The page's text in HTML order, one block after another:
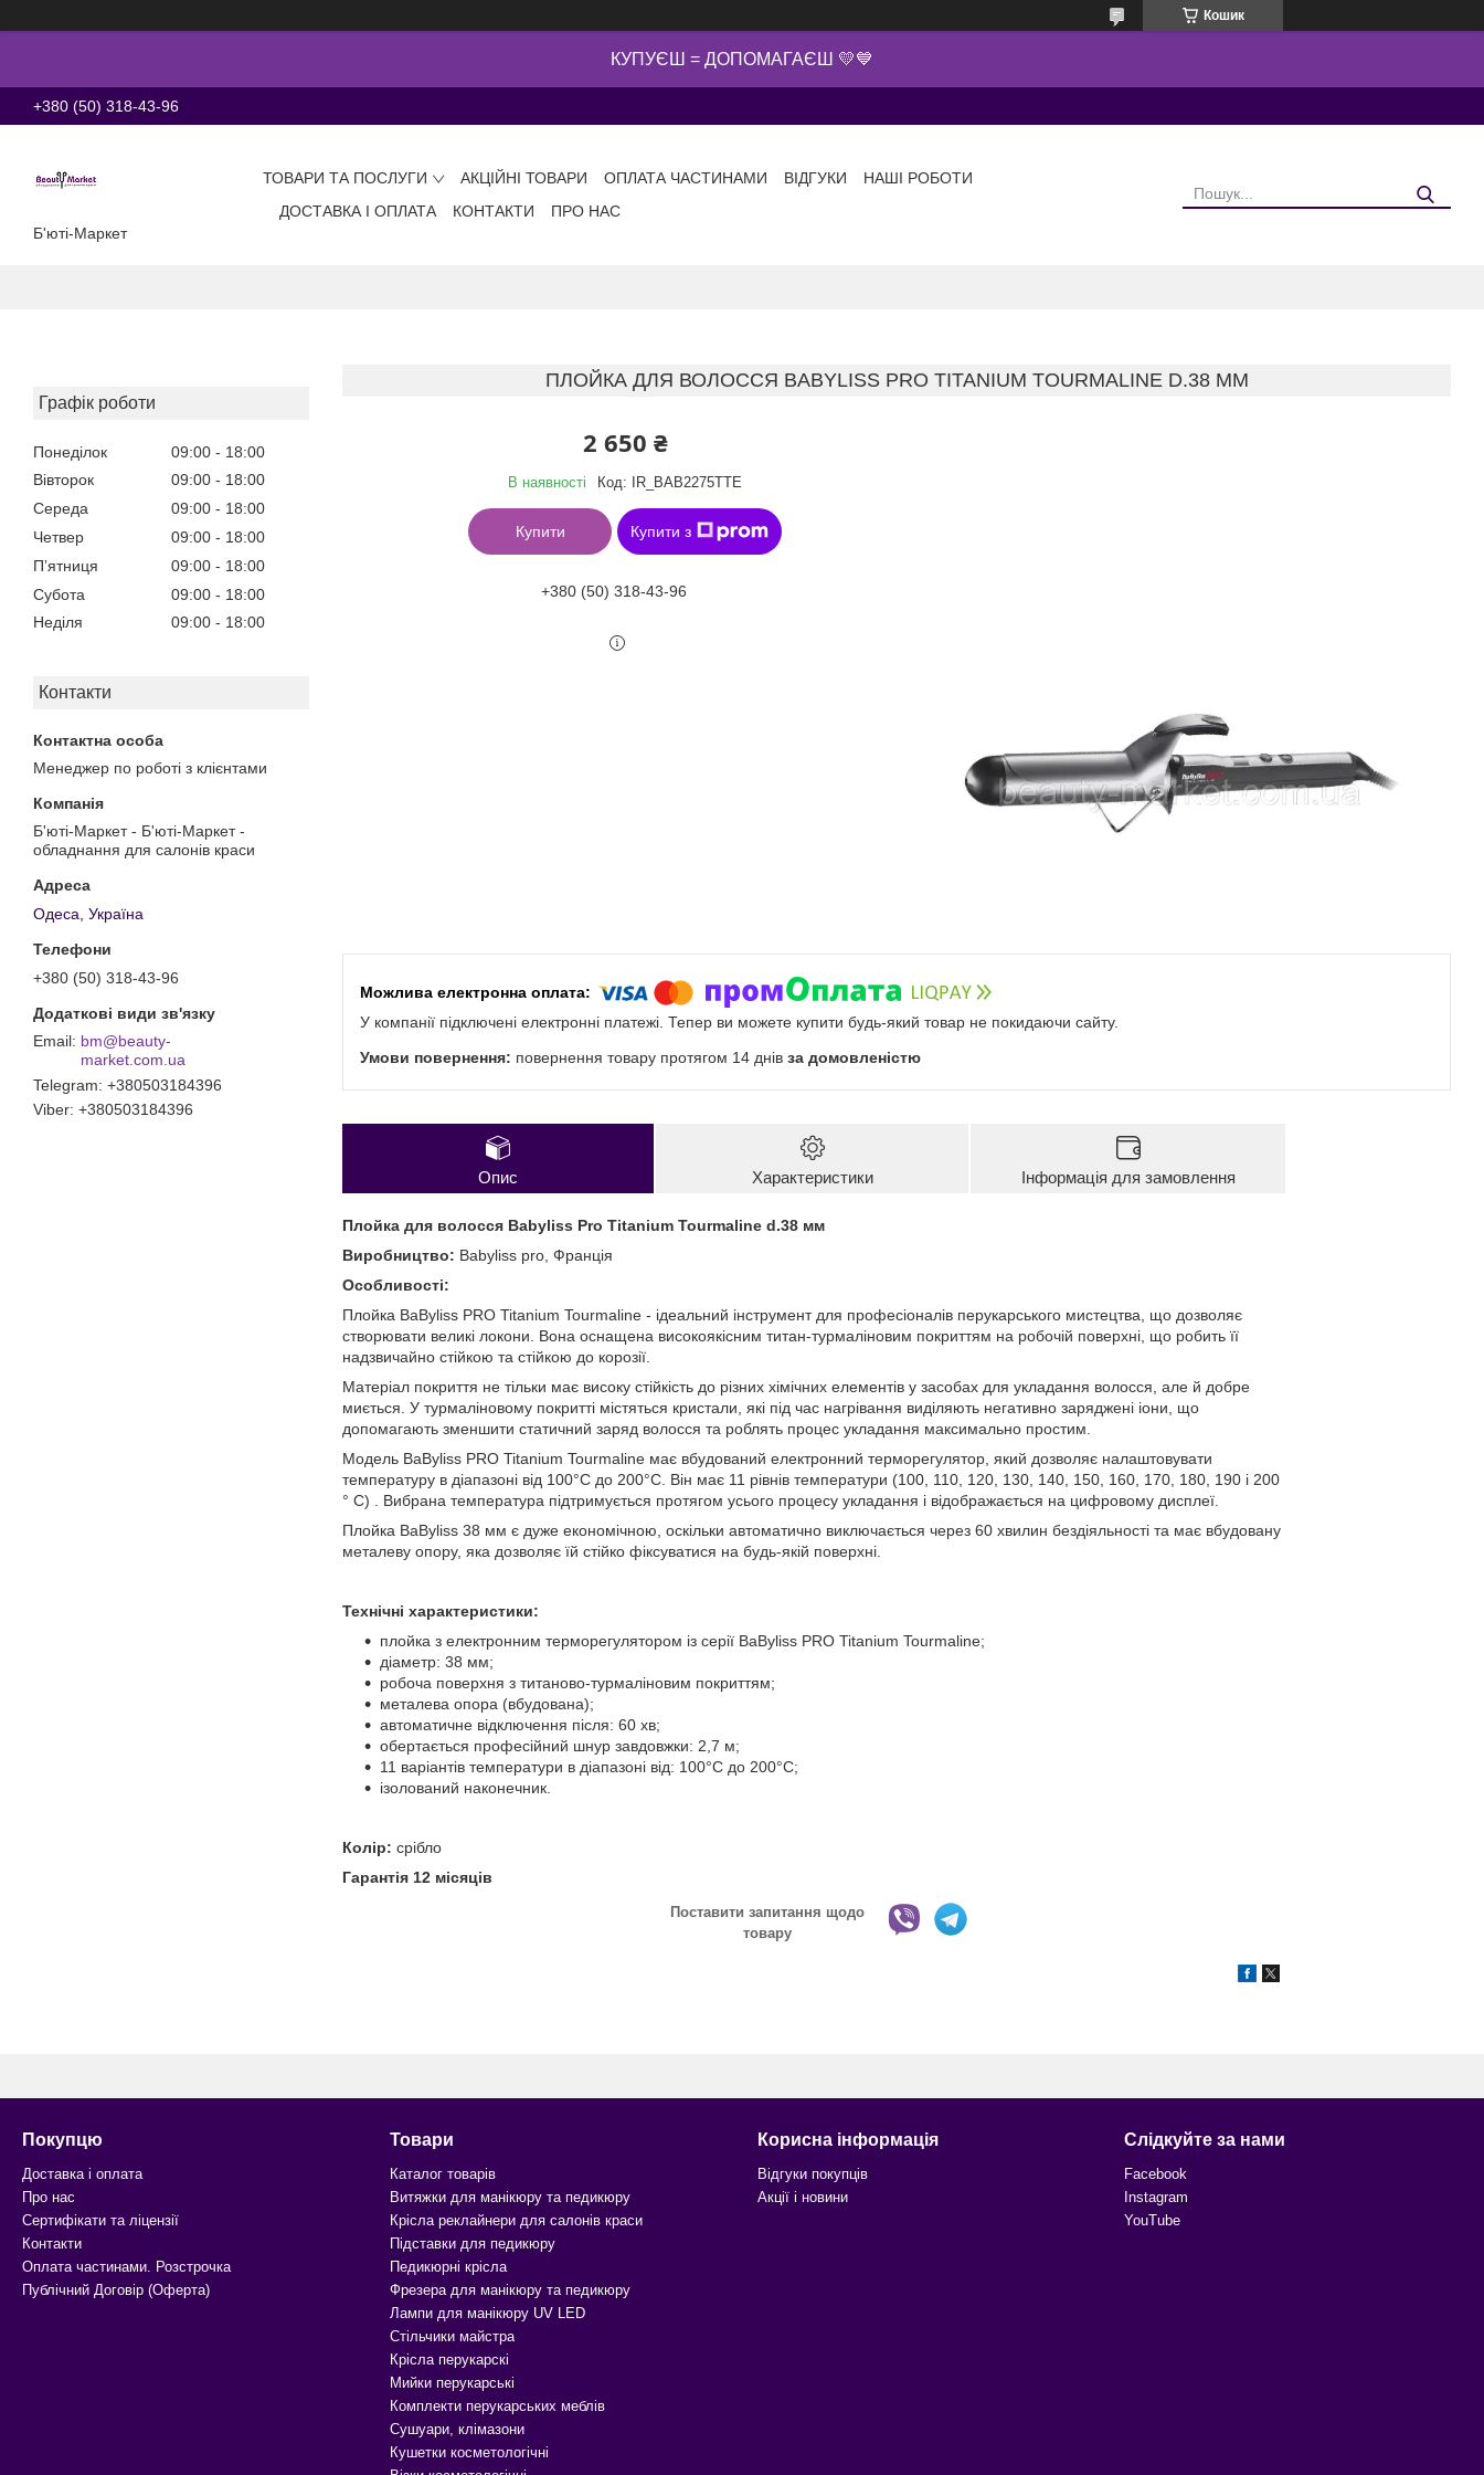
Кошик
КУПУЄШ = ДОПОМАГАЄШ 💛💙
+380 (50) 318-43-96
Б'юті-Маркет
ТОВАРИ ТА ПОСЛУГИ АКЦІЙНІ ТОВАРИ ОПЛАТА ЧАСТИНАМИ ВІДГУКИ
НАШІ РОБОТИ
ДОСТАВКА І ОПЛАТА
КОНТАКТИ ПРО НАС
Графік роботи
Понеділок 09:00
18:00
Вівторок
09:00
18:00
Середа
09:00
18:00
Четвер
09:00
18:00
Пʼятниця
09:00
18:00
Субота
09:00
18:00
Неділя
09:00 18:00
Контакти
Менеджер по роботі з клієнтами
Б'юті-Маркет - Б'юті-Маркет -
обладнання для салонів краси
Одеса, Україна
+380 (50) 318-43-96
bm@beauty-
market.com.ua
Telegram +380503184396
Viber +380503184396
ПЛОЙКА ДЛЯ ВОЛОССЯ BABYLISS PRO TITANIUM TOURMALINE D.38 ММ
2 650 ₴
В наявності Код: IR_BAB2275TTE
Купити Купити з
+380 (50) 318-43-96
У компанії підключені електронні платежі. Тепер ви можете купити будь-який товар не покидаючи сайту.
повернення товару протягом 14 днів за домовленістю
Опис Характеристики Інформація для замовлення
Плойка для волосся Babyliss Pro Titanium Tourmaline d.38 мм
Виробництво: Babyliss pro, Франція
Особливості:
Плойка BaByliss PRO Titanium Tourmaline - ідеальний інструмент для професіоналів перукарського мистецтва, що дозволяє
створювати великі локони. Вона оснащена високоякісним титан-турмаліновим покриттям на робочій поверхні, що робить її
надзвичайно стійкою та стійкою до корозії.
Матеріал покриття не тільки має високу стійкість до різних хімічних елементів у засобах для укладання волосся, але й добре
миється. У турмаліновому покритті містяться кристали, які під час нагрівання виділяють негативно заряджені іони, що
допомагають зменшити статичний заряд волосся та роблять процес укладання максимально простим.
Модель BaByliss PRO Titanium Tourmaline має вбудований електронний терморегулятор, який дозволяє налаштовувати
температуру в діапазоні від 100°C до 200°C. Він має 11 рівнів температури (100, 110, 120, 130, 140, 150, 160, 170, 180, 190 і 200
° C) . Вибрана температура підтримується протягом усього процесу укладання і відображається на цифровому дисплеї.
Плойка BaByliss 38 мм є дуже економічною, оскільки автоматично виключається через 60 хвилин бездіяльності та має вбудовану
металеву опору, яка дозволяє їй стійко фіксуватися на будь-якій поверхні.
Технічні характеристики:
плойка з електронним терморегулятором із серії BaByliss PRO Titanium Tourmaline;
діаметр: 38 мм;
робоча поверхня з титаново-турмаліновим покриттям;
металева опора (вбудована);
автоматичне відключення після: 60 хв;
обертається професійний шнур завдовжки: 2,7 м;
11 варіантів температури в діапазоні від: 100°C до 200°C;
ізолований наконечник.
Колір: срібло
Гарантія 12 місяців
Поставити запитання щодо
товару
Покупцю
Доставка і оплата
Про нас
Сертифікати та ліцензії
Контакти
Оплата частинами. Розстрочка
Публічний Договір (Оферта)
Товари
Каталог товарів
Витяжки для манікюру та педикюру
Крісла реклайнери для салонів краси
Підставки для педикюру
Педикюрні крісла
Фрезера для манікюру та педикюру
Лампи для манікюру UV LED
Стільчики майстра
Крісла перукарскі
Мийки перукарські
Комплекти перукарських меблів
Сушуари, клімазони
Кушетки косметологічні
Корисна інформація
Відгуки покупців
Акції і новини
Слідкуйте за нами
Facebook
Instagram
YouTube